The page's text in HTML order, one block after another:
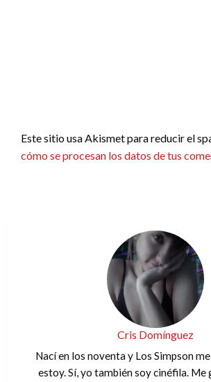
Este sitio usa Akismet para reducir el
cómo se procesan los datos de tus
Cris Domínguez
Nací en los noventa y Los Simpson
estoy. Sí, yo también soy cinéfila. Me